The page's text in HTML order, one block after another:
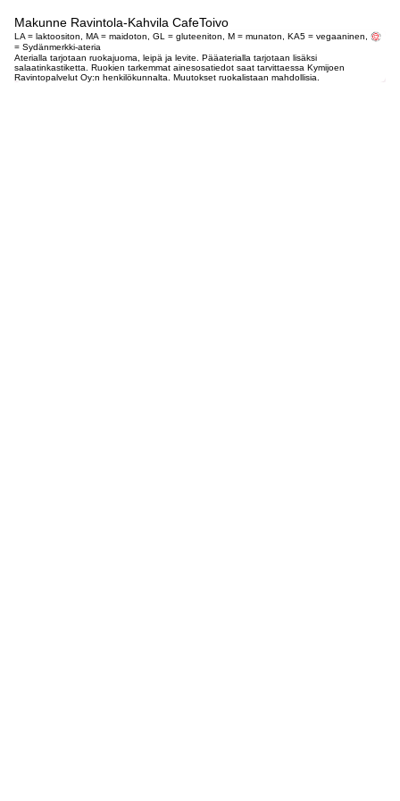
Makunne Ravintola-Kahvila CafeToivo
LA = laktoositon, MA = maidoton, GL = gluteeniton, M = munaton, KA5 = vegaaninen,
= Sydänmerkki-ateria
Aterialla tarjotaan ruokajuoma, leipä ja levite. Pääaterialla tarjotaan lisäksi
salaatinkastiketta. Ruokien tarkemmat ainesosatiedot saat tarvittaessa Kymijoen
Ravintopalvelut Oy:n henkilökunnalta. Muutokset ruokalistaan mahdollisia.